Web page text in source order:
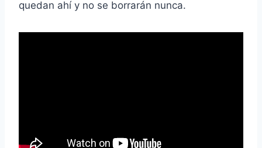
quedan ahí y no se borrarán nunca.